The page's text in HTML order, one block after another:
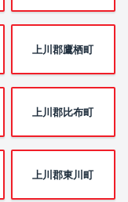
上川郡鷹栖町
上川郡比布町
上川郡東川町